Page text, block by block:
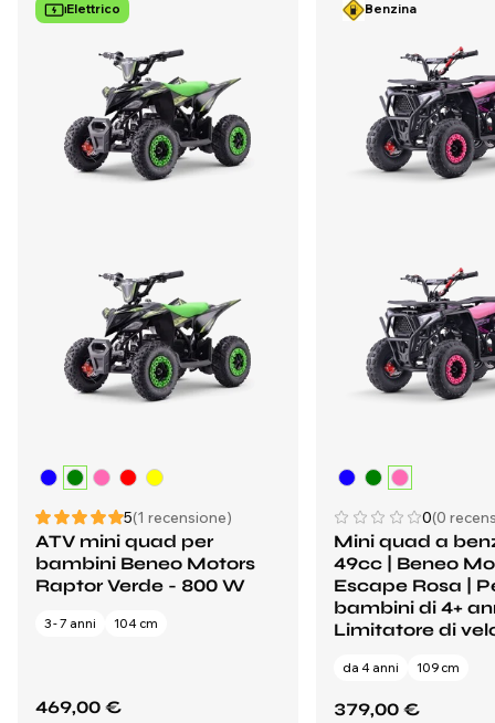
Elettrico
5(1 recensione)
ATV mini quad per
bambini Beneo Motors
Raptor Verde - 800 W
3 - 7 anni 104 cm
469,00 €
Benzina
0(0
Mini quad a
49cc | Beneo
Escape Rosa |
bambini di 4+
Limitatore di
da 4 anni 109 cm
379,00 €